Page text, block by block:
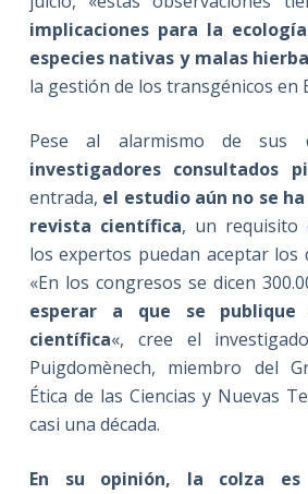
implicaciones para la
especies nativas y malas
la gestión de los transgénicos en
Pese al alarmismo de sus
investigadores consultados
entrada, el estudio aún no se
revista científica, un requisito
los expertos puedan aceptar los
«En los congresos se dicen
esperar a que se
científica«, cree el
Puigdomènech, miembro del
Ética de las Ciencias y Nuevas
casi una década.
En su opinión, la colza